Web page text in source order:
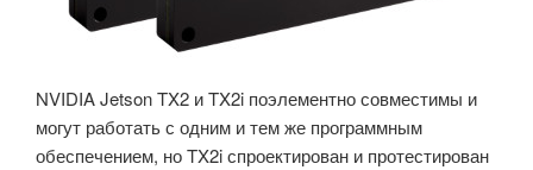
NVIDIA Jetson TX2 и TX2i поэлементно совместимы и
могут работать с одним и тем же программным
обеспечением, но TX2i спроектирован и протестирован